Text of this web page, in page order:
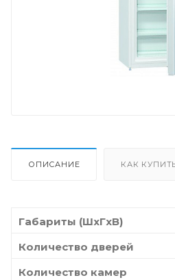
ОПИСАНИЕ КАК
Габариты (ШxГxВ)
Количество дверей
Количество камер